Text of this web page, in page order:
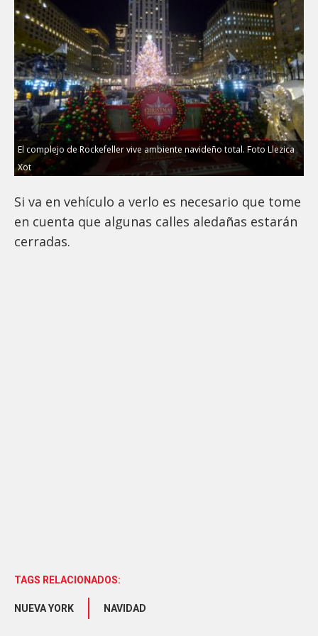
El complejo de Rockefeller vive ambiente navideño total. Foto Llezica
Xot
Si va en vehículo a verlo es necesario que tome
en cuenta que algunas calles aledañas estarán
cerradas.
TAGS RELACIONADOS:
NUEVA YORK NAVIDAD